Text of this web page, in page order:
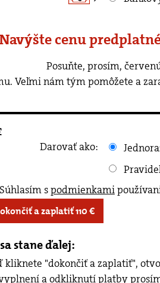
cenu
Veľmi nám tým pomôžete a
Darovať ako:
Súhlasím spodmienkami
Dokončiť a zaplatiť110€
stane ďalej:
kliknete "dokončiť a zaplatiť",
a odkliknutí platby